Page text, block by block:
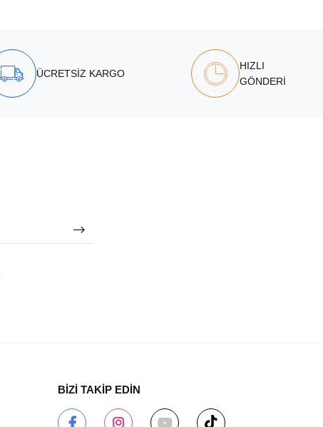
ÜCRETSİZ KARGO
HIZLI
GÖNDERİ
BİZİ TAKİP EDİN